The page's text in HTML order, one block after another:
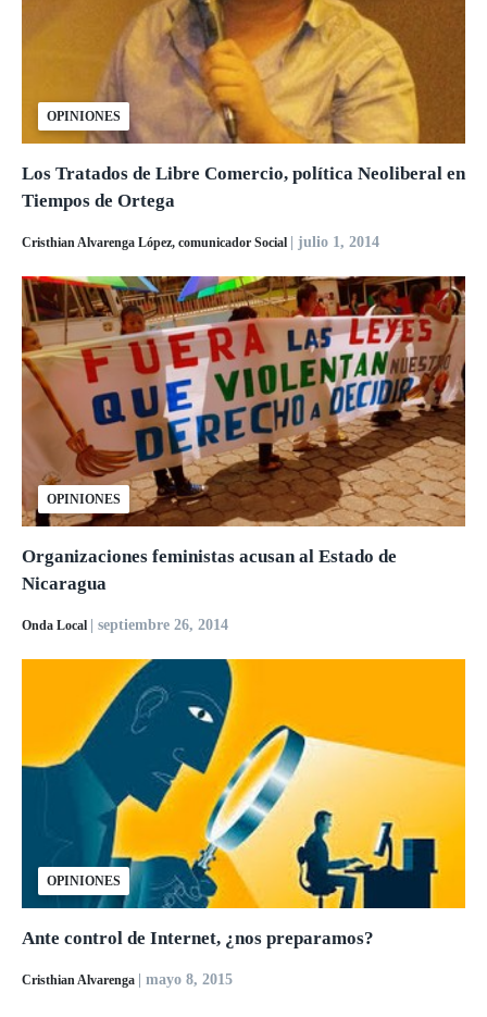
OPINIONES
Los Tratados de Libre Comercio, política Neoliberal en
Tiempos de Ortega
Cristhian Alvarenga López, comunicador Social | julio 1, 2014
OPINIONES
Organizaciones feministas acusan al Estado de
Nicaragua
Onda Local | septiembre 26, 2014
OPINIONES
Ante control de Internet, ¿nos preparamos?
Cristhian Alvarenga | mayo 8, 2015